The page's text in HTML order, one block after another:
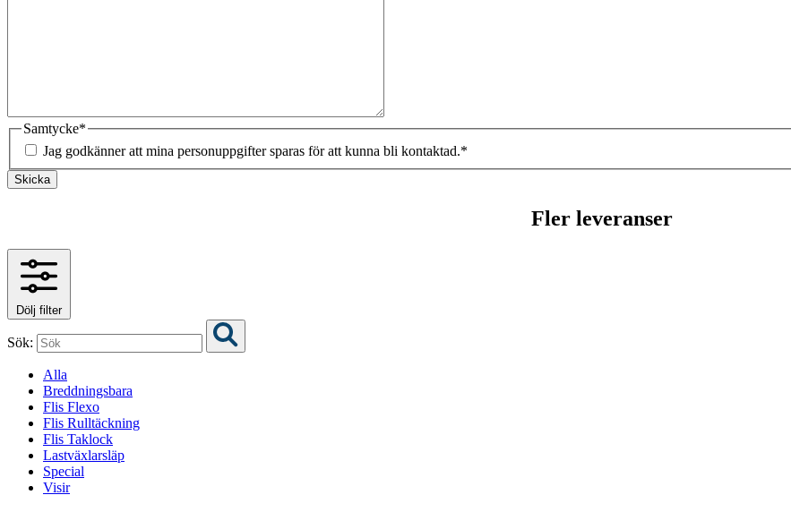
Samtycke*
Jag godkänner att mina personuppgifter sparas för att kunna bli kontaktad.*
Skicka
Fler leveranser
Dölj filter
Sök:
Alla
Breddningsbara
Flis Flexo
Flis Rulltäckning
Flis Taklock
Lastväxlarsläp
Special
Visir